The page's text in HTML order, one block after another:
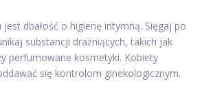
dbałość o higienę intymną. Sięgaj po
substancji drażniących, takich jak
perfumowane kosmetyki. Kobiety
się kontrolom ginekologicznym.